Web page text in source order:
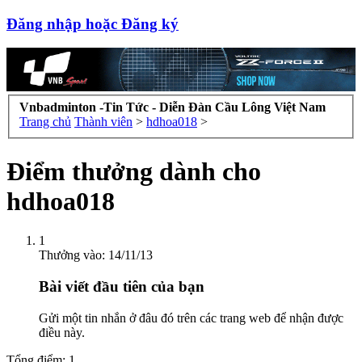
Đăng nhập hoặc Đăng ký
Vnbadminton -Tin Tức - Diễn Đàn Cầu Lông Việt Nam
Trang chủ Thành viên > hdhoa018 >
Điểm thưởng dành cho
hdhoa018
1
Thưởng vào: 14/11/13
Bài viết đầu tiên của bạn
Gửi một tin nhắn ở đâu đó trên các trang web để nhận được
điều này.